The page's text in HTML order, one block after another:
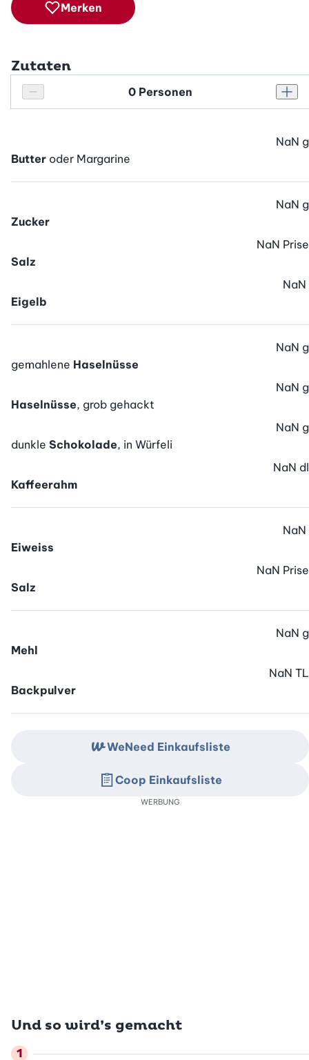
Merken
Zutaten
Personenanzahl verringern
Personenanzahl
Butter oder Margarine
NaN g
Zucker
NaN g
Salz
NaN Prise
Eigelb
NaN
gemahlene Haselnüsse
NaN g
Haselnüsse, grob gehackt
NaN g
dunkle Schokolade, in Würfeli
NaN g
Kaffeerahm
NaN dl
Eiweiss
NaN
Salz
NaN Prise
Mehl
NaN g
Backpulver
NaN TL
Und so wird’s gemacht
WeNeed Einkaufsliste
Coop Einkaufsliste
WERBUNG